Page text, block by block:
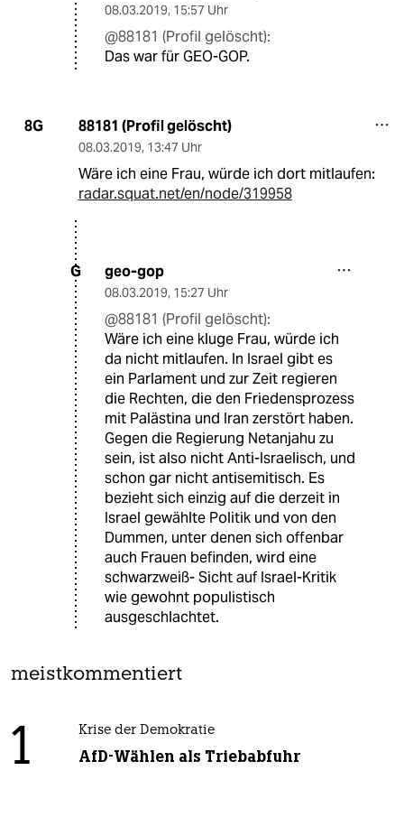
08.03.2019, 15:57 Uhr
@88181 (Profil gelöscht):
Das war für GEO-GOP.
8G 88181 (Profil gelöscht)
08.03.2019, 13:47 Uhr
Wäre ich eine Frau, würde ich dort mitlaufen:
radar.squat.net/en/node/319958
G geo-gop
08.03.2019, 15:27 Uhr
@88181 (Profil gelöscht):
Wäre ich eine kluge Frau, würde ich
da nicht mitlaufen. In Israel gibt es
ein Parlament und zur Zeit regieren
die Rechten, die den Friedensprozess
mit Palästina und Iran zerstört haben.
Gegen die Regierung Netanjahu zu
sein, ist also nicht Anti-Israelisch, und
schon gar nicht antisemitisch. Es
bezieht sich einzig auf die derzeit in
Israel gewählte Politik und von den
Dummen, unter denen sich offenbar
auch Frauen befinden, wird eine
schwarzweiß- Sicht auf Israel-Kritik
wie gewohnt populistisch
ausgeschlachtet.
meistkommentiert
1 Krise der Demokratie
AfD-Wählen als Triebabfuhr